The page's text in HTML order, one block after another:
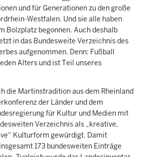
und für Generationen zu den große
Westfalen. Und sie alle haben
Bolzplatz begonnen. Auch deshalb
in das Bundesweite Verzeichnis des
aufgenommen. Denn: Fußball
Alters und ist Teil unseres
die Martinstradition aus dem Rheinland
der Länder und dem
für Kultur und Medien mit
Verzeichnis als „kreative,
Kulturform gewürdigt. Damit
173 bundesweiten Einträge